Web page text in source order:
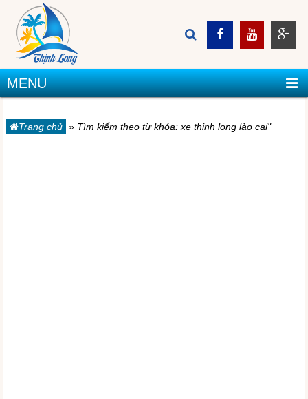
MENU
Trang chủ » Tìm kiếm theo từ khóa: xe thịnh long lào cai"